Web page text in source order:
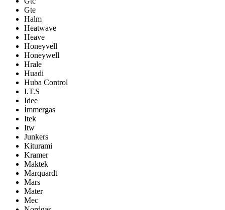
Gte
Halm
Heatwave
Heave
Honeyvell
Honeywell
Hrale
Huadi
Huba Control
I.T.S
Idee
İmmergas
Itek
Itw
Junkers
Kiturami
Kramer
Maktek
Marquardt
Mars
Mater
Mec